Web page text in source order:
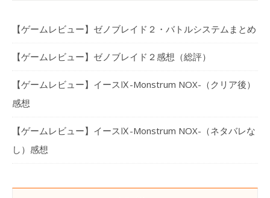
【ゲームレビュー】ゼノブレイド２・バトルシステムまとめ
【ゲームレビュー】ゼノブレイド２感想（総評）
【ゲームレビュー】イースⅨ-Monstrum NOX-（クリア後）
感想
【ゲームレビュー】イースⅨ-Monstrum NOX-（ネタバレな
し）感想